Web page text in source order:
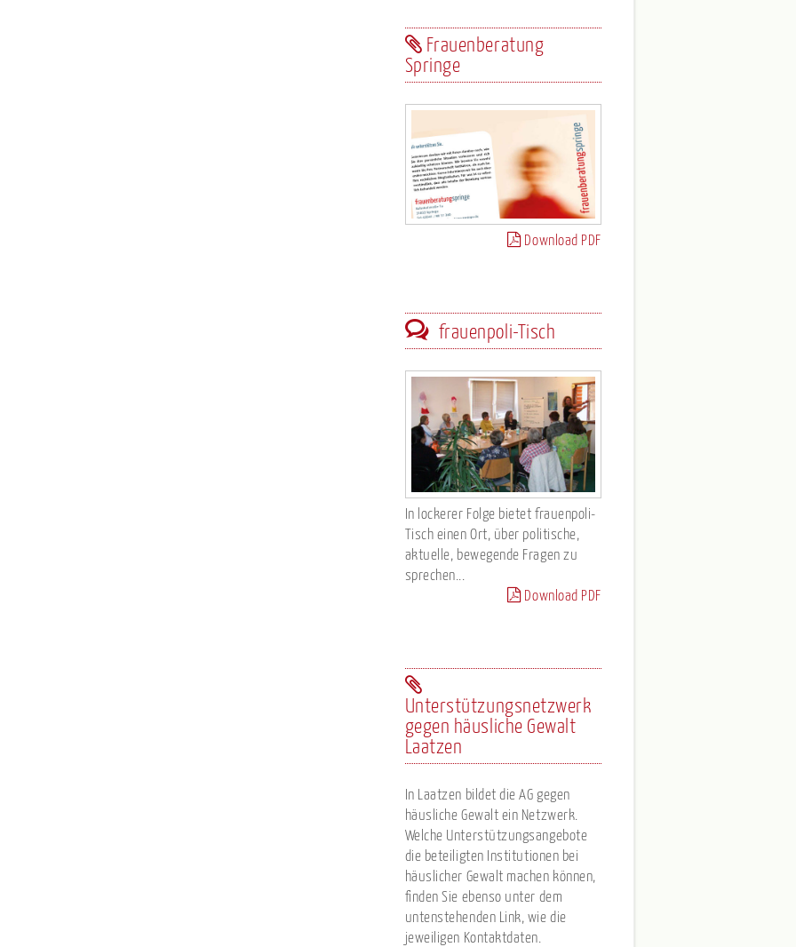
Frauenberatung
Springe
Download PDF
frauenpoli-Tisch
In lockerer Folge bietet frauenpoli-
Tisch einen Ort, über politische,
aktuelle, bewegende Fragen zu
sprechen...
Download PDF
Unterstützungsnetzwerk
gegen häusliche Gewalt
Laatzen
In Laatzen bildet die AG gegen
häusliche Gewalt ein Netzwerk.
Welche Unterstützungsangebote
die beteiligten Institutionen bei
häuslicher Gewalt machen können,
finden Sie ebenso unter dem
untenstehenden Link, wie die
jeweiligen Kontaktdaten.